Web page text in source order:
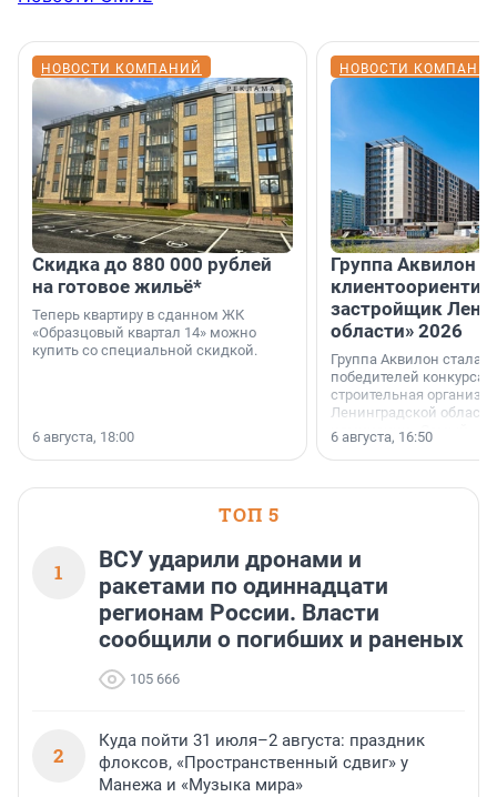
НОВОСТИ КОМПАНИЙ
Скидка до 880 000 рублей
на готовое жильё*
Теперь квартиру в сданном ЖК
«Образцовый квартал 14» можно
купить со специальной скидкой.
6 августа, 18:00
НОВОСТИ
Группа Аквилон
застройщик
области» 2026
Группа Аквилон стала
победителей конкурса
строительная
Ленинградской области
номинации «Самый
застройщик
области».
6 августа, 16:50
ТОП 5
1
ВСУ ударили дронами и
ракетами по одиннадцати
регионам России. Власти
сообщили о погибших и раненых
105 666
2
Куда пойти 31 июля–2 августа: праздник
флоксов, «Пространственный сдвиг» у
Манежа и «Музыка мира»